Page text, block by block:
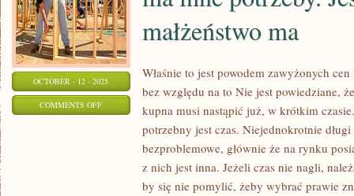
OCTOBER - 12 - 2025
COMMENTS OFFON
małżeństwo ma
Właśnie to jest powodem zawyżonych
bez względu na to Nie jest powiedziane,
kupna musi nastąpić już, w krótkim
potrzebny jest czas. Niejednokrotnie
bezproblemowe, głównie że na rynku
z nich jest inna. Jeżeli czas nie nagli,
by się nie pomylić, żeby wybrać prawie